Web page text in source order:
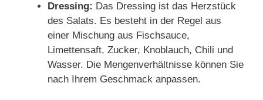
Dressing: Das Dressing ist das Herzstück
des Salats. Es besteht in der Regel aus
einer Mischung aus Fischsauce,
Limettensaft, Zucker, Knoblauch, Chili und
Wasser. Die Mengenverhältnisse können Sie
nach Ihrem Geschmack anpassen.